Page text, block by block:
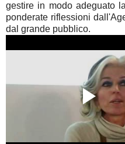
gestire in modo adeguato
ponderate riflessioni
dal grande pubblico.